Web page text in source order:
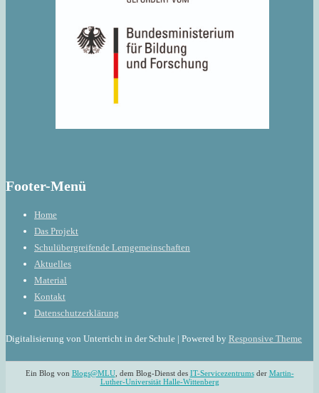
Footer-Menü
Home
Das Projekt
Schulübergreifende Lerngemeinschaften
Aktuelles
Material
Kontakt
Datenschutzerklärung
Digitalisierung von Unterricht in der Schule | Powered by Responsive Theme
Ein Blog von Blogs@MLU, dem Blog-Dienst des IT-Servicezentrumsder Martin-
Luther-Universität Halle-Wittenberg